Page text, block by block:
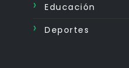
Educación
Deportes